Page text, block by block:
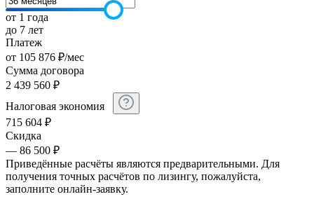
от 1 года
до 7 лет
Платеж
от 105 876 ₽/мес
Сумма договора
2 439 560 ₽
Налоговая экономия
715 604 ₽
Скидка
— 86 500 ₽
Приведённые расчёты являются предварительными. Для
получения точных расчётов по лизингу, пожалуйста,
заполните онлайн-заявку.